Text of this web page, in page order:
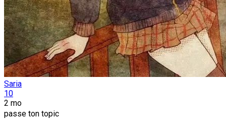
Saria
10
2 mo
passe ton topic